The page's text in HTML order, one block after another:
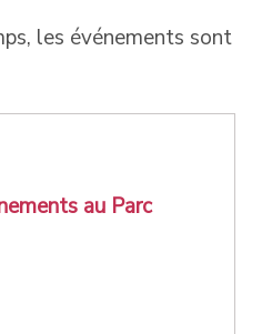
les événements sont
au Parc